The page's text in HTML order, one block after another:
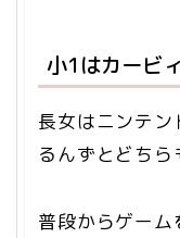
小1はカービ
長女はニンテ
るんずとどちら
普段からゲー